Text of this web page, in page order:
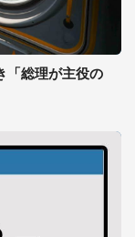
「総理が主役の